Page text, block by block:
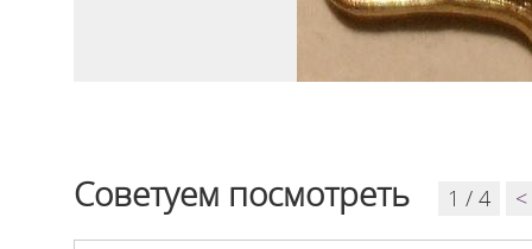
Советуем посмотреть 1 / 4 <